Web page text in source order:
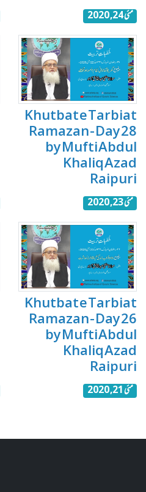
مئی 24, 2020
Khutbat e Tarbiat
Ramazan - Day 28
by Mufti Abdul
Khaliq Azad
Raipuri
مئی 23, 2020
Khutbat e Tarbiat
Ramazan - Day 26
by Mufti Abdul
Khaliq Azad
Raipuri
مئی 21, 2020